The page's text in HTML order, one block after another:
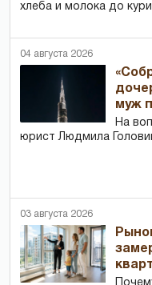
хлеба и молока до
04 августа 2026
муж
На
юрист Людмила
03 августа 2026